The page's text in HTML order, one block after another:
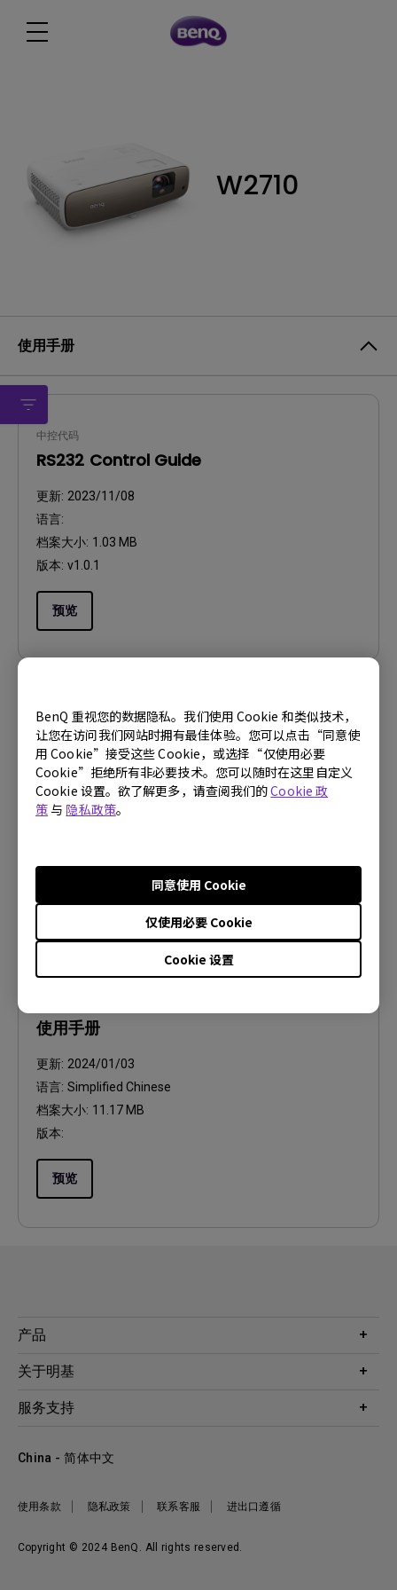
BenQ 重视您的数据隐私。我们使用 Cookie 和类似技术，
让您在访问我们网站时拥有最佳体验。您可以点击“同意使
用 Cookie”接受这些 Cookie，或选择“仅使用必要
Cookie”拒绝所有非必要技术。您可以随时在这里自定义
Cookie 设置。欲了解更多，请查阅我们的Cookie 政
策 与 隐私政策。
Cookie 设置
仅使用必要 Cookie
同意使用 Cookie
W2710
使用手册
中控代码
RS232 Control Guide
更新: 2023/11/08
语言:
档案大小: 1.03 MB
版本: v1.0.1
预览
CAD
CAD
更新:2023/04/19
语言:
使用手册
更新: 2024/01/03
语言: Simplified Chinese
档案大小: 11.17 MB
版本:
预览
产品
投影机
WiT智能灯
关于明基
公司简介
企业社会责任
服务支持
档案下载与常见问题
Copyright © 2024 BenQ. All rights reserved.
使用条款 隐私政策 联系客服 进出口遵循
China - 简体中文